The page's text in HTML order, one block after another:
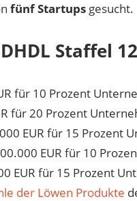
fünf Startupsgesucht.
Staffel
für 10 Prozent
für 20 Prozent
EUR für 15 Prozent
EUR für 10
EUR für 15 Prozent
der Löwen Produkte